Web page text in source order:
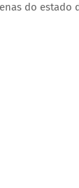
do estado